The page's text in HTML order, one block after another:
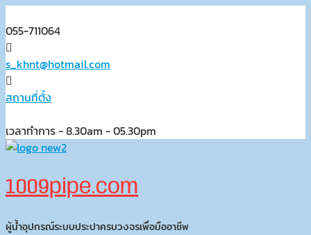
to
content
055-711064
s_khnt@hotmail.com
สถานที่ตั้ง
เวลาทำการ - 8.30am - 05.30pm
1009pipe.com
ผู้น้ำอุปกรณ์ระบบประปาครบวงจรเพื่อมืออาชีพ